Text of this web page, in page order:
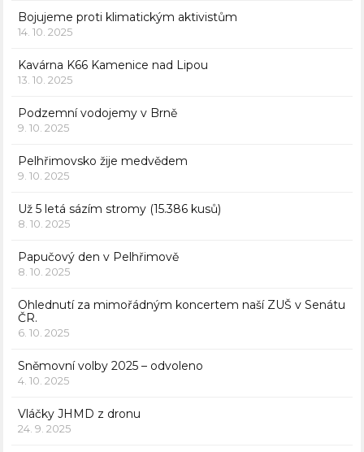
Bojujeme proti klimatickým aktivistům
14. 10. 2025
Kavárna K66 Kamenice nad Lipou
13. 10. 2025
Podzemní vodojemy v Brně
9. 10. 2025
Pelhřimovsko žije medvědem
9. 10. 2025
Už 5 letá sázím stromy (15.386 kusů)
8. 10. 2025
Papučový den v Pelhřimově
8. 10. 2025
Ohlednutí za mimořádným koncertem naší ZUŠ v Senátu
ČR.
6. 10. 2025
Sněmovní volby 2025 – odvoleno
4. 10. 2025
Vláčky JHMD z dronu
24. 9. 2025